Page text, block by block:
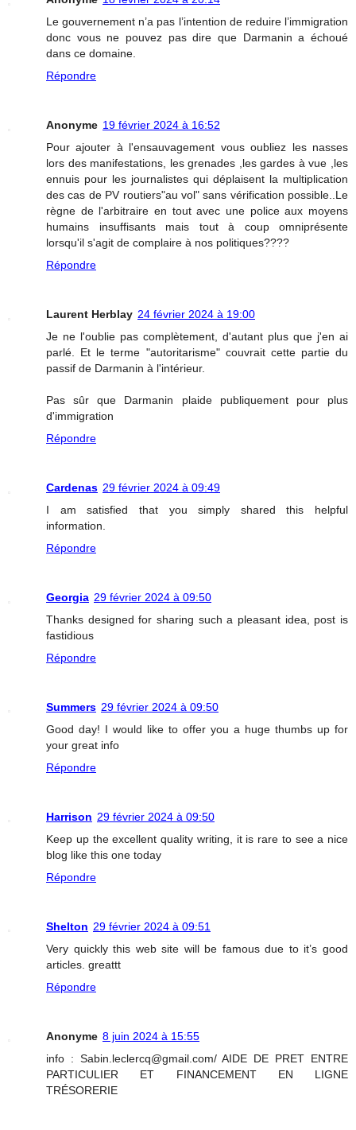
Le gouvernement n’a pas l’intention de reduire l’immigration
donc vous ne pouvez pas dire que Darmanin a échoué
dans ce domaine.
Répondre
Anonyme 19 février 2024 à 16:52
Pour ajouter à l'ensauvagement vous oubliez les nasses
lors des manifestations, les grenades ,les gardes à vue ,les
ennuis pour les journalistes qui déplaisent la multiplication
des cas de PV routiers"au vol" sans vérification possible..Le
règne de l'arbitraire en tout avec une police aux moyens
humains insuffisants mais tout à coup omniprésente
lorsqu'il s'agit de complaire à nos politiques????
Répondre
Laurent Herblay 24 février 2024 à 19:00
Je ne l'oublie pas complètement, d'autant plus que j'en ai
parlé. Et le terme "autoritarisme" couvrait cette partie du
passif de Darmanin à l'intérieur.
Pas sûr que Darmanin plaide publiquement pour plus
d'immigration
Répondre
Cardenas 29 février 2024 à 09:49
I am satisfied that you simply shared this helpful
information.
Répondre
Georgia 29 février 2024 à 09:50
Thanks designed for sharing such a pleasant idea, post is
fastidious
Répondre
Summers 29 février 2024 à 09:50
Good day! I would like to offer you a huge thumbs up for
your great info
Répondre
Harrison 29 février 2024 à 09:50
Keep up the excellent quality writing, it is rare to see a nice
blog like this one today
Répondre
Shelton 29 février 2024 à 09:51
Very quickly this web site will be famous due to it’s good
articles. greattt
Répondre
Anonyme 8 juin 2024 à 15:55
info : Sabin.leclercq@gmail.com/ AIDE DE PRET ENTRE
PARTICULIER ET FINANCEMENT EN LIGNE
TRÉSORERIE